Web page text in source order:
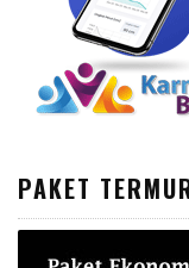
PAKET